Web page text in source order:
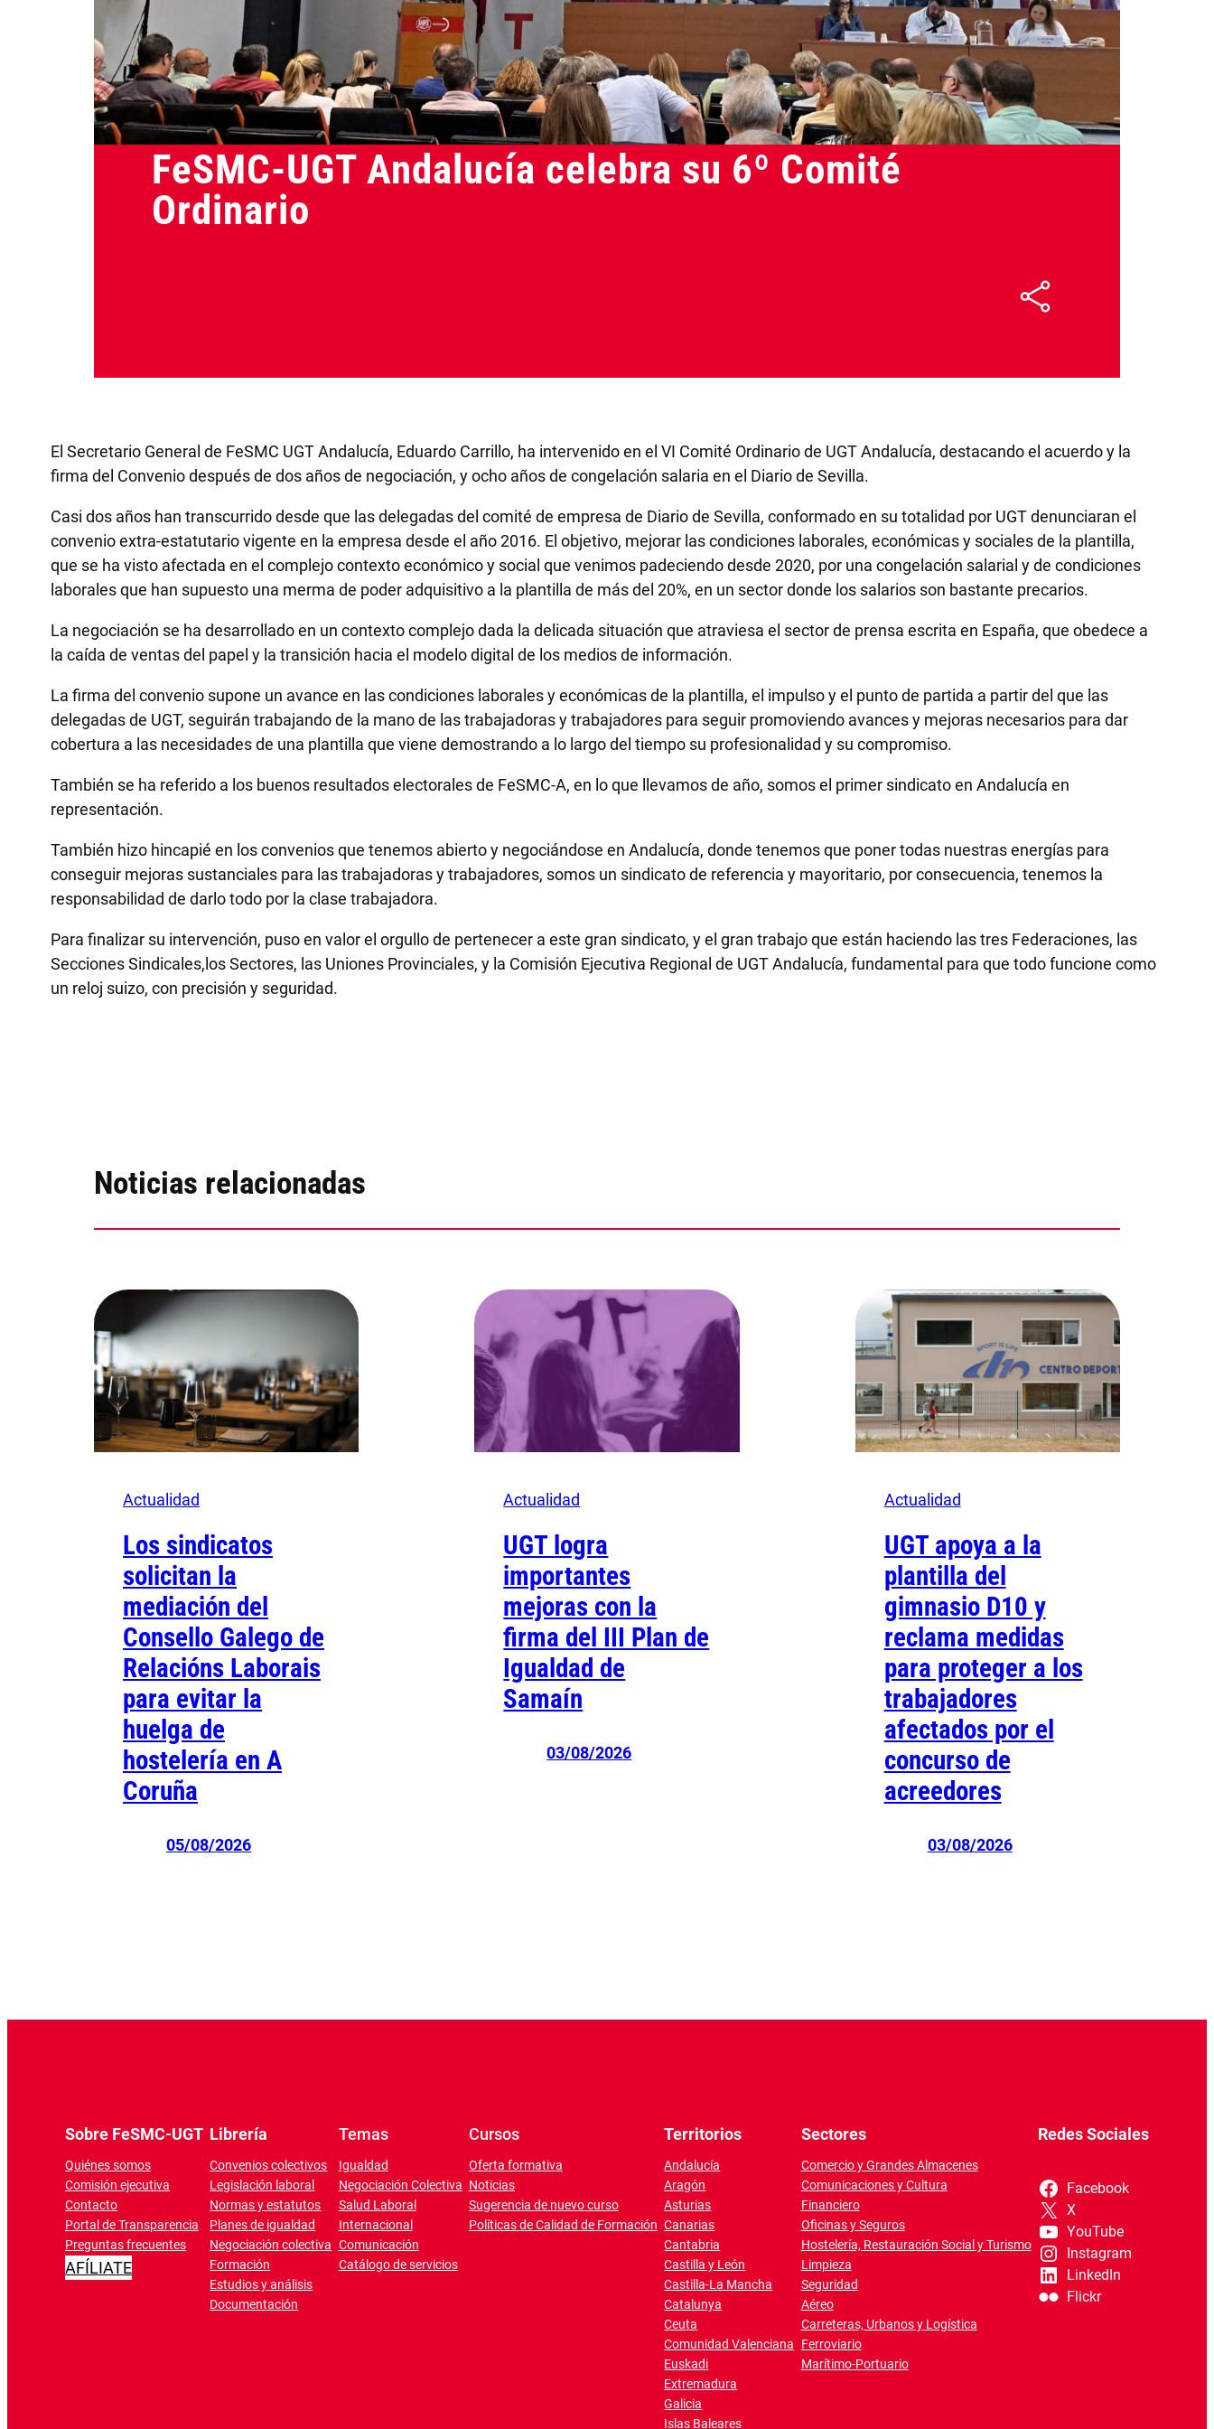
Actualidad 31/05/2024
FeSMC-UGT Andalucía celebra su 6º Comité
Ordinario
El Secretario General de FeSMC UGT Andalucía, Eduardo Carrillo, ha intervenido en el VI Comité Ordinario de UGT Andalucía, destacando el acuerdo y la
firma del Convenio después de dos años de negociación, y ocho años de congelación salaria en el Diario de Sevilla.
Casi dos años han transcurrido desde que las delegadas del comité de empresa de Diario de Sevilla, conformado en su totalidad por UGT denunciaran el
convenio extra-estatutario vigente en la empresa desde el año 2016. El objetivo, mejorar las condiciones laborales, económicas y sociales de la plantilla,
que se ha visto afectada en el complejo contexto económico y social que venimos padeciendo desde 2020, por una congelación salarial y de condiciones
laborales que han supuesto una merma de poder adquisitivo a la plantilla de más del 20%, en un sector donde los salarios son bastante precarios.
La negociación se ha desarrollado en un contexto complejo dada la delicada situación que atraviesa el sector de prensa escrita en España, que obedece a
la caída de ventas del papel y la transición hacia el modelo digital de los medios de información.
La firma del convenio supone un avance en las condiciones laborales y económicas de la plantilla, el impulso y el punto de partida a partir del que las
delegadas de UGT, seguirán trabajando de la mano de las trabajadoras y trabajadores para seguir promoviendo avances y mejoras necesarios para dar
cobertura a las necesidades de una plantilla que viene demostrando a lo largo del tiempo su profesionalidad y su compromiso.
También se ha referido a los buenos resultados electorales de FeSMC-A, en lo que llevamos de año, somos el primer sindicato en Andalucía en
representación.
También hizo hincapié en los convenios que tenemos abierto y negociándose en Andalucía, donde tenemos que poner todas nuestras energías para
conseguir mejoras sustanciales para las trabajadoras y trabajadores, somos un sindicato de referencia y mayoritario, por consecuencia, tenemos la
responsabilidad de darlo todo por la clase trabajadora.
Para finalizar su intervención, puso en valor el orgullo de pertenecer a este gran sindicato, y el gran trabajo que están haciendo las tres Federaciones, las
Secciones Sindicales,los Sectores, las Uniones Provinciales, y la Comisión Ejecutiva Regional de UGT Andalucía, fundamental para que todo funcione como
un reloj suizo, con precisión y seguridad.
Noticias relacionadas
Actualidad
Los sindicatos
solicitan la
mediación del
Consello Galego de
Relacións Laborais
para evitar la
huelga de
hostelería en A
Coruña
05/08/2026
Actualidad
UGT logra
importantes
mejoras con la
firma del III Plan de
Igualdad de
Samaín
03/08/2026
Actualidad
UGT apoya a la
plantilla del
gimnasio D10 y
reclama medidas
para proteger a los
trabajadores
afectados por el
concurso de
acreedores
03/08/2026
Sobre FeSMC-UGT
Quiénes somos
Comisión ejecutiva
Contacto
Portal de Transparencia
Preguntas frecuentes
AFÍLIATE
Librería
Convenios colectivos
Legislación laboral
Normas y estatutos
Planes de igualdad
Negociación colectiva
Formación
Estudios y análisis
Documentación
Temas
Igualdad
Negociación Colectiva
Salud Laboral
Internacional
Comunicación
Catálogo de servicios
Cursos
Oferta formativa
Noticias
Sugerencia de nuevo curso
Políticas de Calidad de Formación
Territorios
Andalucía
Aragón
Asturias
Canarias
Cantabria
Castilla y León
Castilla-La Mancha
Catalunya
Ceuta
Comunidad Valenciana
Euskadi
Extremadura
Galicia
Islas Baleares
Sectores
Comercio y Grandes Almacenes
Comunicaciones y Cultura
Financiero
Oficinas y Seguros
Hostelería, Restauración Social y Turismo
Limpieza
Seguridad
Aéreo
Carreteras, Urbanos y Logística
Ferroviario
Marítimo-Portuario
Redes Sociales
Facebook
X
YouTube
Instagram
LinkedIn
Flickr